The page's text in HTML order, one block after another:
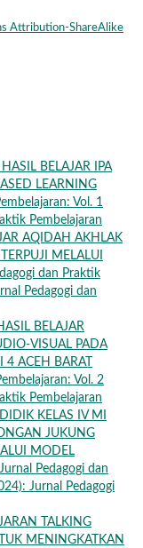
Attribution-ShareAlike
BELAJAR IPA
LEARNING
Vol. 1
Pembelajaran
AQIDAH AKHLAK
MELALUI
dan Praktik
Pedagogi dan
BELAJAR
VISUAL PADA
ACEH BARAT
Vol. 2
Pembelajaran
KELAS IV MI
JUKUNG
MODEL
Jurnal Pedagogi dan
Jurnal Pedagogi
TALKING
MENINGKATKAN